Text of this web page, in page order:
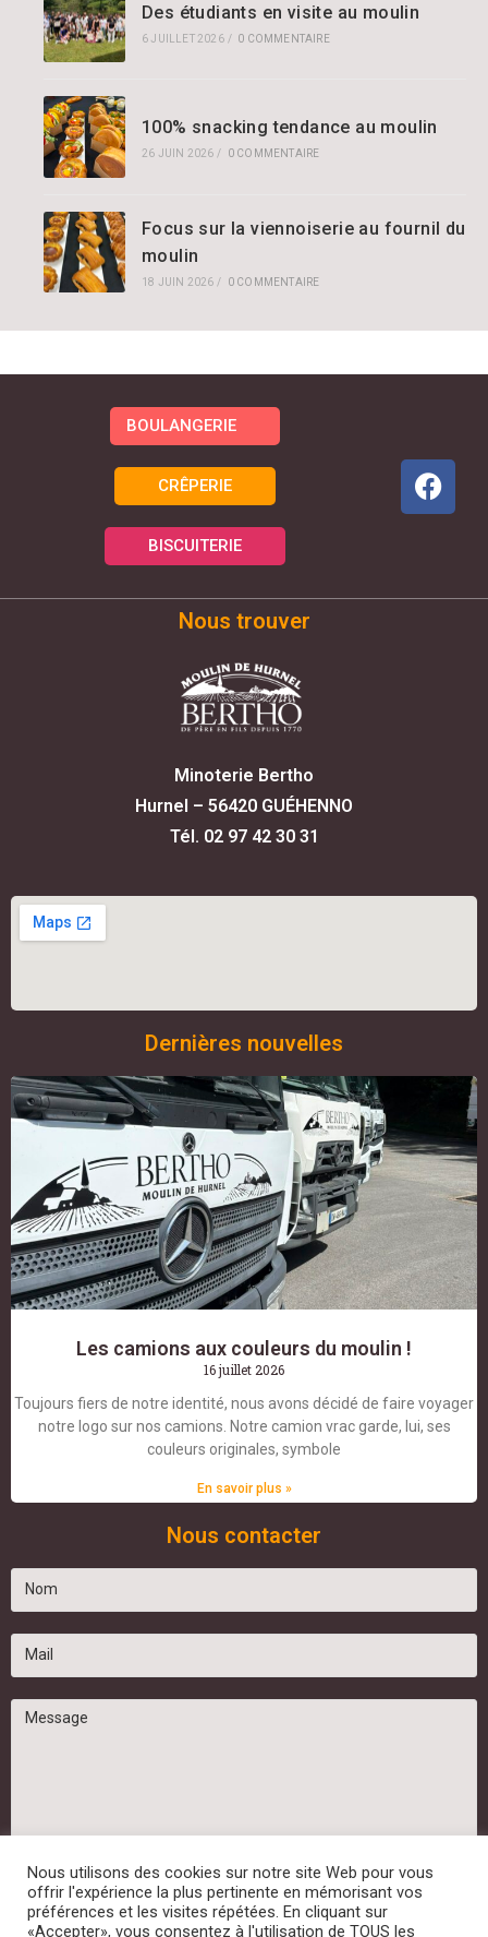
Des étudiants en visite au moulin
6 JUILLET 2026 / 0 COMMENTAIRE
100% snacking tendance au moulin
26 JUIN 2026 / 0 COMMENTAIRE
Focus sur la viennoiserie au fournil du
moulin
18 JUIN 2026 / 0 COMMENTAIRE
BOULANGERIE
CRÊPERIE
BISCUITERIE
Nous trouver
Minoterie Bertho
Hurnel – 56420 GUÉHENNO
Tél. 02 97 42 30 31
Dernières nouvelles
Les camions aux couleurs du moulin !
16 juillet 2026
Toujours fiers de notre identité, nous avons décidé de faire voyager
notre logo sur nos camions. Notre camion vrac garde, lui, ses
couleurs originales, symbole
En savoir plus »
Nous contacter
Nous utilisons des cookies sur notre site Web pour vous
offrir l'expérience la plus pertinente en mémorisant vos
préférences et les visites répétées. En cliquant sur
«Accepter», vous consentez à l'utilisation de TOUS les